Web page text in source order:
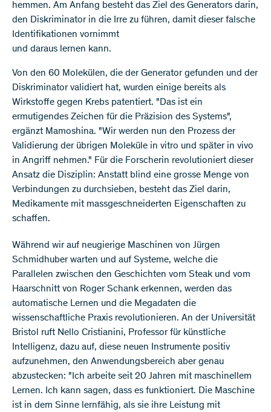
hemmen. Am Anfang besteht das Ziel des Generators darin,
den Diskriminator in die Irre zu führen, damit dieser falsche
Identifikationen vornimmt
und daraus lernen kann.
Von den 60 Molekülen, die der Generator gefunden und der
Diskriminator validiert hat, wurden einige bereits als
Wirkstoffe gegen Krebs patentiert. "Das ist ein
ermutigendes Zeichen für die Präzision des Systems",
ergänzt Mamoshina. "Wir werden nun den Prozess der
Validierung der übrigen Moleküle in vitro und später in vivo
in Angriff nehmen." Für die Forscherin revolutioniert dieser
Ansatz die Disziplin: Anstatt blind eine grosse Menge von
Verbindungen zu durchsieben, besteht das Ziel darin,
Medikamente mit massgeschneiderten Eigenschaften zu
schaffen.
Während wir auf neugierige Maschinen von Jürgen
Schmidhuber warten und auf Systeme, welche die
Parallelen zwischen den Geschichten vom Steak und vom
Haarschnitt von Roger Schank erkennen, werden das
automatische Lernen und die Megadaten die
wissenschaftliche Praxis revolutionieren. An der Universität
Bristol ruft Nello Cristianini, Professor für künstliche
Intelligenz, dazu auf, diese neuen Instrumente positiv
aufzunehmen, den Anwendungsbereich aber genau
abzustecken: "Ich arbeite seit 20 Jahren mit maschinellem
Lernen. Ich kann sagen, dass es funktioniert. Die Maschine
ist in dem Sinne lernfähig, als sie ihre Leistung mit